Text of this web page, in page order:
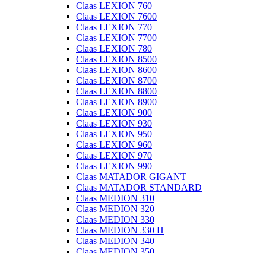
Claas LEXION 760
Claas LEXION 7600
Claas LEXION 770
Claas LEXION 7700
Claas LEXION 780
Claas LEXION 8500
Claas LEXION 8600
Claas LEXION 8700
Claas LEXION 8800
Claas LEXION 8900
Claas LEXION 900
Claas LEXION 930
Claas LEXION 950
Claas LEXION 960
Claas LEXION 970
Claas LEXION 990
Claas MATADOR GIGANT
Claas MATADOR STANDARD
Claas MEDION 310
Claas MEDION 320
Claas MEDION 330
Claas MEDION 330 H
Claas MEDION 340